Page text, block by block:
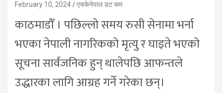
February 10, 2024 एचकेनेपाल डट कम
काठमाडौँ । पछिल्लो समय रुसी सेनामा भर्ना
भएका नेपाली नागरिकको मृत्यु र घाइते भएको
सूचना सार्वजनिक हुन् थालेपछि आफन्तले
उद्धारका लागि आग्रह गर्ने गरेका छन्।